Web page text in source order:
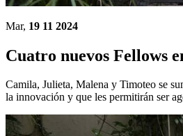
Mar, 19 11 2024
Cuatro nuevos Fellows
Camila, Julieta, Malena y Timoteo se
la innovación y que les permitirán ser